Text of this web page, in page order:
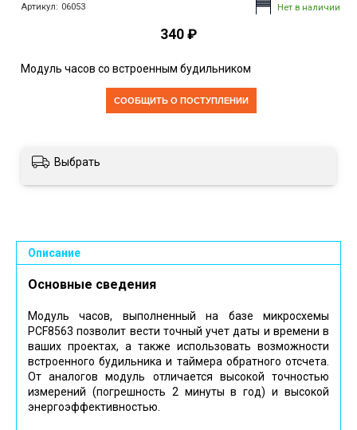
Артикул: 06053 Нет в наличии
340 ₽
Модуль часов со встроенным будильником
CООБЩИТЬ О ПОСТУПЛЕНИИ
Выбрать
Описание
Основные сведения
Модуль часов, выполненный на базе микросхемы
PCF8563 позволит вести точный учет даты и времени в
ваших проектах, а также использовать возможности
встроенного будильника и таймера обратного отсчета.
От аналогов модуль отличается высокой точностью
измерений (погрешность 2 минуты в год) и высокой
энергоэффективностью.